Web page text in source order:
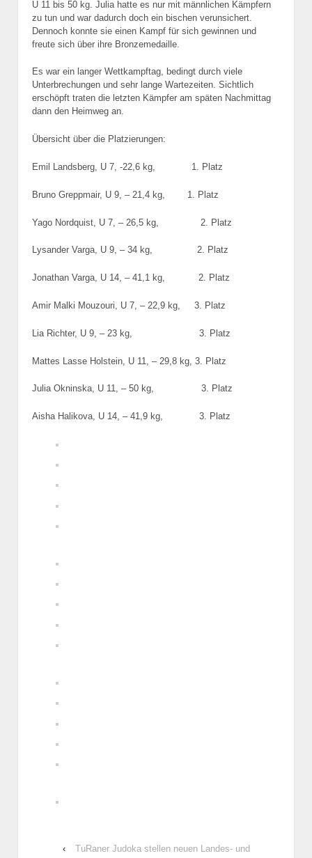
U 11 bis 50 kg. Julia hatte es nur mit männlichen Kämpfern
zu tun und war dadurch doch ein bischen verunsichert.
Dennoch konnte sie einen Kampf für sich gewinnen und
freute sich über ihre Bronzemedaille.
Es war ein langer Wettkampftag, bedingt durch viele
Unterbrechungen und sehr lange Wartezeiten. Sichtlich
erschöpft traten die letzten Kämpfer am späten Nachmittag
dann den Heimweg an.
Übersicht über die Platzierungen:
Emil Landsberg, U 7, -22,6 kg, 1. Platz
Bruno Greppmair, U 9, – 21,4 kg, 1. Platz
Yago Nordquist, U 7, – 26,5 kg, 2. Platz
Lysander Varga, U 9, – 34 kg, 2. Platz
Jonathan Varga, U 14, – 41,1 kg, 2. Platz
Amir Malki Mouzouri, U 7, – 22,9 kg, 3. Platz
Lia Richter, U 9, – 23 kg, 3. Platz
Mattes Lasse Holstein, U 11, – 29,8 kg, 3. Platz
Julia Okninska, U 11, – 50 kg, 3. Platz
Aisha Halikova, U 14, – 41,9 kg, 3. Platz
‹ TuRaner Judoka stellen neuen Landes- und